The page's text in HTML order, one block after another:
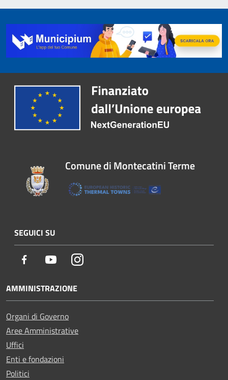
Comune di Montecatini Terme
SEGUICI SU
Facebook YoutubeInstagram
AMMINISTRAZIONE
Organi di Governo
Aree Amministrative
Uffici
Enti e fondazioni
Politici